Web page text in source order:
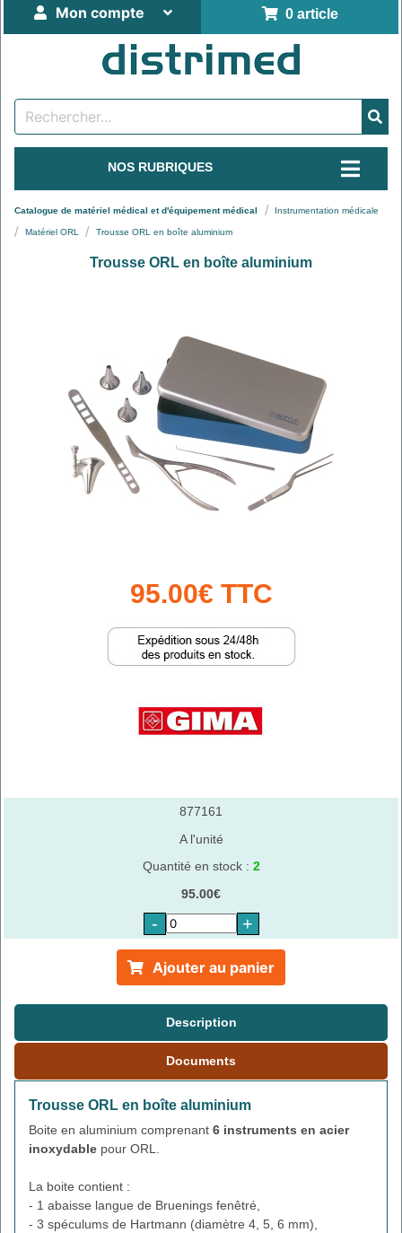
0 article
Mon compte
NOS RUBRIQUES
Catalogue de matériel médical et d'équipement médical Instrumentation médicale
Matériel ORL Trousse ORL en boîte aluminium
Trousse ORL en boîte aluminium
95.00€ TTC
877161
A l'unité
Quantité en stock : 2
95.00€
- +
Ajouter au panier
Description
Documents
Trousse ORL en boîte aluminium
Boite en aluminium comprenant 6 instruments en acier
inoxydable pour ORL.
La boite contient :
- 1 abaisse langue de Bruenings fenêtré,
- 3 spéculums de Hartmann (diamètre 4, 5, 6 mm),